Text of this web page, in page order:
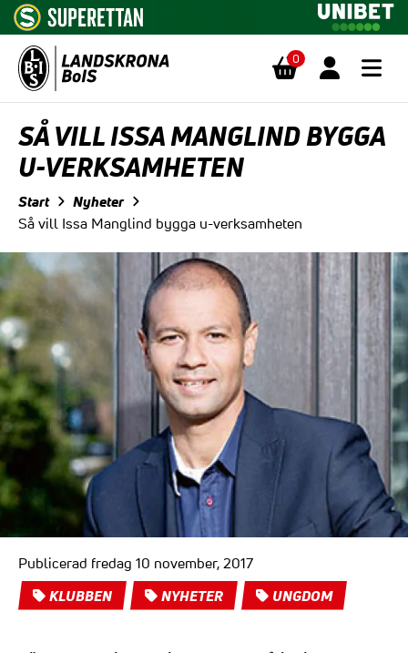
0
SÅ VILL ISSA MANGLIND BYGGA
U-VERKSAMHETEN
Start Nyheter
Så vill Issa Manglind bygga u-verksamheten
Publicerad fredag 10 november, 2017
KLUBBEN NYHETER UNGDOM